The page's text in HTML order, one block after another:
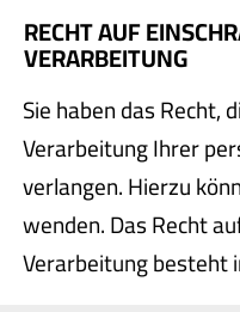
RECHT AUF
VERARBEITUNG
Sie haben das Recht,
Verarbeitung Ihrer
verlangen. Hierzu
wenden. Das Recht
Verarbeitung besteht